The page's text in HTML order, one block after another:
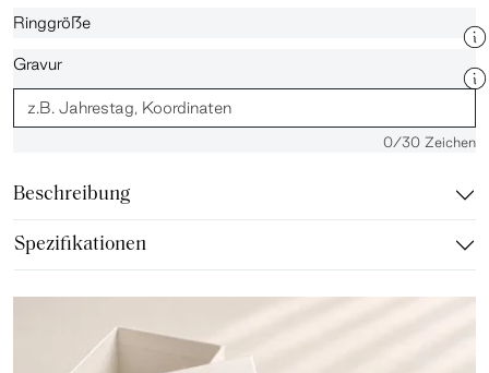
Ringgröße
Gravur
0/30 Zeichen
Beschreibung
Spezifikationen